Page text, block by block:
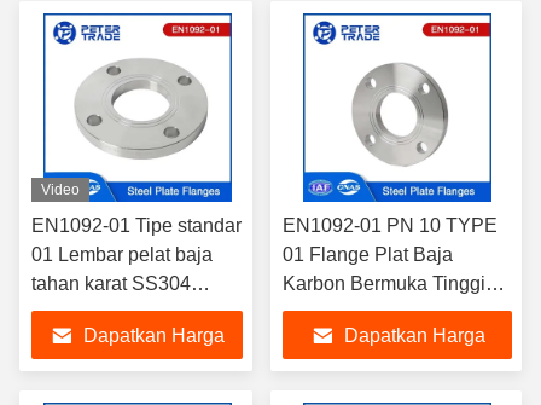
Video
EN1092-01 Tipe standar
01 Lembar pelat baja
tahan karat SS304
SS316L PN 2.5 PLFF
Dapatkan Harga
EN1092-01 PN 10 TYPE
01 Flange Plat Baja
Karbon Bermuka Tinggi
PLRF untuk Sistem Pipa
Dapatkan Harga